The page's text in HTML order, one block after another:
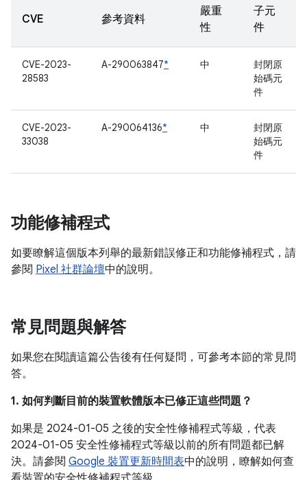
CVE 參考資料
嚴重
性
子元
件
CVE-2023-
28583
A-290063847* 中
封閉原
始碼元
件
CVE-2023-
33038
A-290064136* 中
封閉原
始碼元
件
功能修補程式
如要瞭解這個版本列舉的最新錯誤修正和功能修補程式，請
參閱 Pixel 社群論壇中的說明。
常見問題與解答
如果您在閱讀這篇公告後有任何疑問，可參考本節的常見問
答。
1. 如何判斷目前的裝置軟體版本已修正這些問題？
如果是 2024-01-05 之後的安全性修補程式等級，代表
2024-01-05 安全性修補程式等級以前的所有問題都已解
決。請參閱 Google 裝置更新時間表中的說明，瞭解如何查